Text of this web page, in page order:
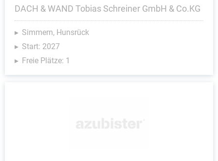
DACH & WAND Tobias Schreiner GmbH & Co.KG
Simmern, Hunsrück
Start: 2027
Freie Plätze: 1